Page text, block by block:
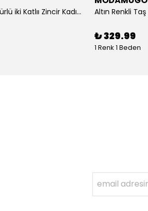
Altın Renk Kuş Figürlü iki Katlıı Zincir Kadın Y Kolye
₺ 329.99
1 Renk 1 Beden